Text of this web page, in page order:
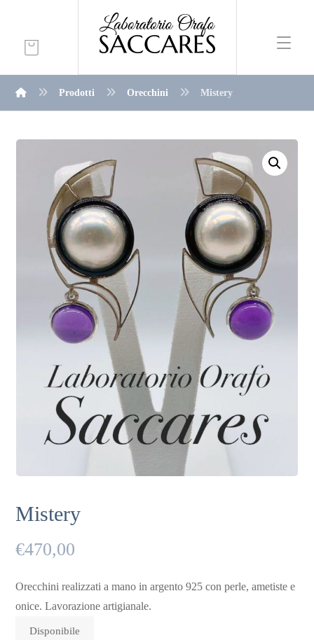
Prodotti Orecchini Mistery
Mistery
€470,00
Orecchini realizzati a mano in argento 925 con perle, ametiste e
onice. Lavorazione artigianale.
Disponibile